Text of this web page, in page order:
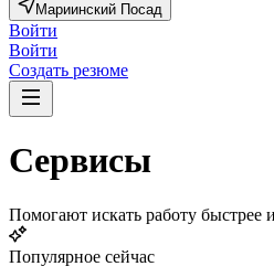
Мариинский Посад
Войти
Войти
Создать резюме
Сервисы
Помогают искать работу быстрее
Популярное сейчас